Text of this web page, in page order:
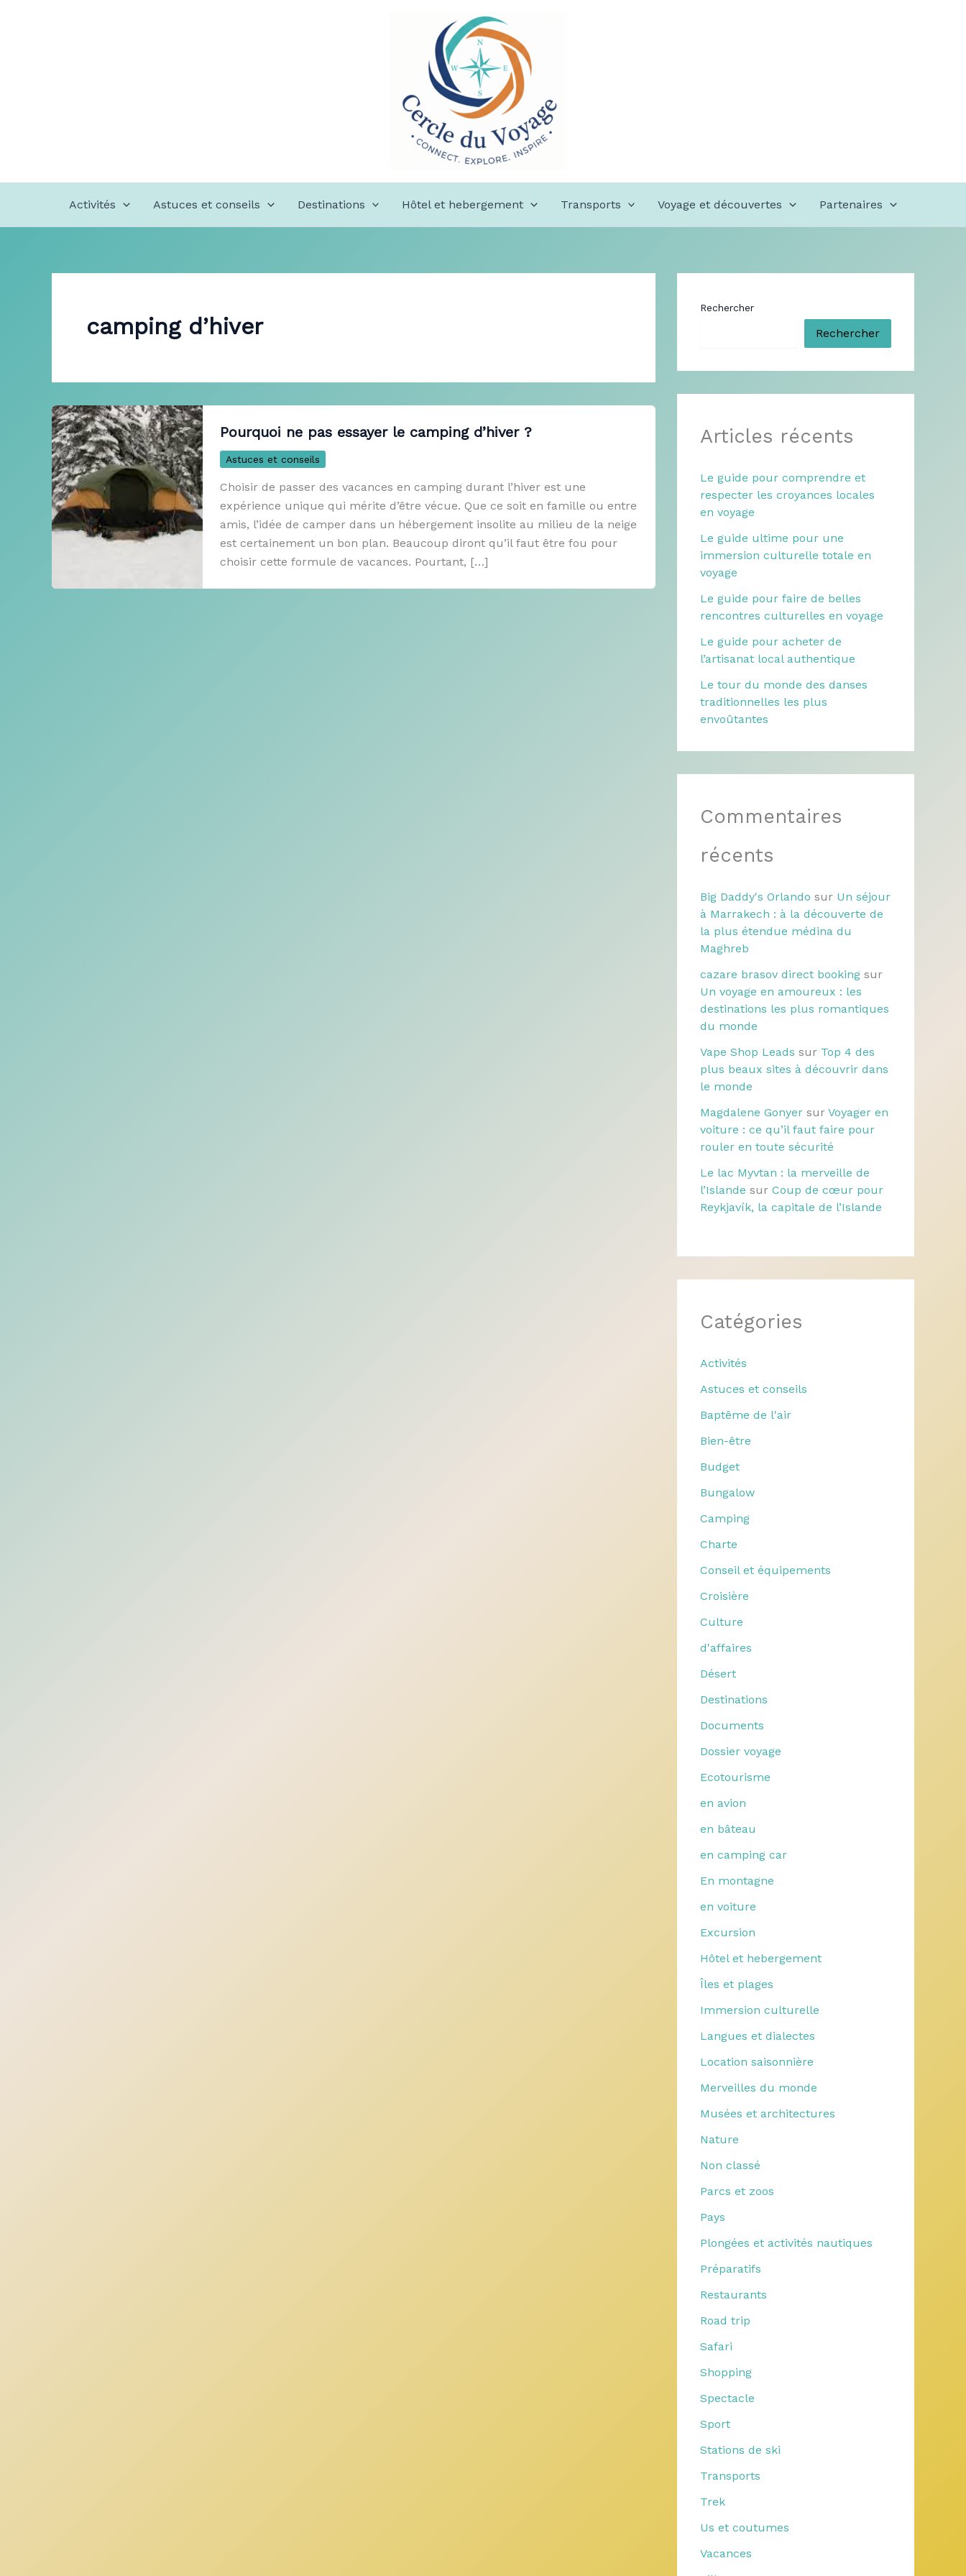
Activités Astuces et conseils Destinations Hôtel et hebergement Transports Voyage et découvertes Partenaires
camping d’hiver
Pourquoi ne pas essayer le camping d’hiver ?
Astuces et conseils
Choisir de passer des vacances en camping durant l’hiver est une
expérience unique qui mérite d’être vécue. Que ce soit en famille ou entre
amis, l’idée de camper dans un hébergement insolite au milieu de la neige
est certainement un bon plan. Beaucoup diront qu’il faut être fou pour
choisir cette formule de vacances. Pourtant, […]
Rechercher
Rechercher
Articles récents
Le guide pour comprendre et
respecter les croyances locales
en voyage
Le guide ultime pour une
immersion culturelle totale en
voyage
Le guide pour faire de belles
rencontres culturelles en voyage
Le guide pour acheter de
l’artisanat local authentique
Le tour du monde des danses
traditionnelles les plus
envoûtantes
Commentaires
récents
Big Daddy's Orlando sur Un séjour
à Marrakech : à la découverte de
la plus étendue médina du
Maghreb
cazare brasov direct booking sur
Un voyage en amoureux : les
destinations les plus romantiques
du monde
Vape Shop Leads sur Top 4 des
plus beaux sites à découvrir dans
le monde
Magdalene Gonyer sur Voyager en
voiture : ce qu’il faut faire pour
rouler en toute sécurité
Le lac Myvtan : la merveille de
l’Islande sur Coup de cœur pour
Reykjavík, la capitale de l’Islande
Catégories
Activités
Astuces et conseils
Baptême de l'air
Bien-être
Budget
Bungalow
Camping
Charte
Conseil et équipements
Croisière
Culture
d'affaires
Désert
Destinations
Documents
Dossier voyage
Ecotourisme
en avion
en bâteau
en camping car
En montagne
en voiture
Excursion
Hôtel et hebergement
Îles et plages
Immersion culturelle
Langues et dialectes
Location saisonnière
Merveilles du monde
Musées et architectures
Nature
Non classé
Parcs et zoos
Pays
Plongées et activités nautiques
Préparatifs
Restaurants
Road trip
Safari
Shopping
Spectacle
Sport
Stations de ski
Transports
Trek
Us et coutumes
Vacances